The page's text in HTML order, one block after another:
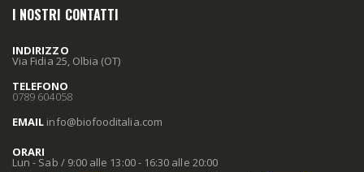
I NOSTRI CONTATTI
INDIRIZZO
Via Fidia 25, Olbia (OT)
TELEFONO
0789 604058
EMAIL info@biofooditalia.com
ORARI
Lun - Sab / 9:00 alle 13:00 - 16:30 alle 20:00